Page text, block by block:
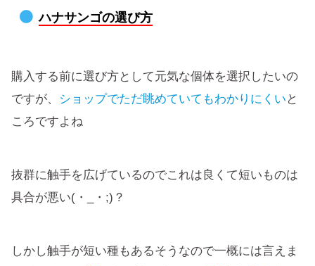
ハナサンゴの選び方
購入する前に選び方として元気な個体を選択したいの
ですが、
ショップでただ眺めていてもわかりにくい と
ころですよね
抜群に触手を広げているのでこれは良くて短いものは
具合が悪い(・_・;)？
しかし触手が短い種もあるそうなので一概には言えま